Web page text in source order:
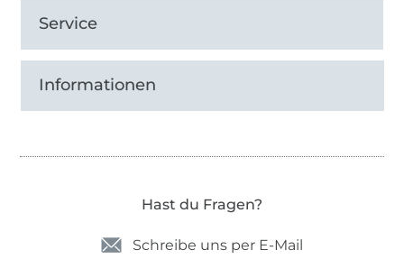
Service
Informationen
Hast du Fragen?
Schreibe uns per E-Mail